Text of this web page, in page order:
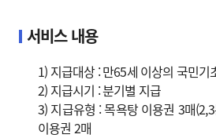
서비스 내용
1) 지급대상 : 만65세 이상의 국민
2) 지급시기 : 분기별 지급
3) 지급유형 : 목욕탕 이용권 3매
이용권 2매